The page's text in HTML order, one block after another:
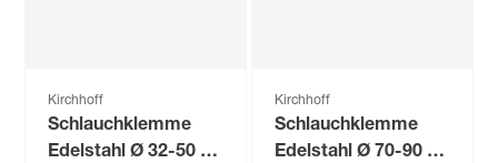
Kirchhoff
Schlauchklemme
Edelstahl Ø 32-50 x
Kirchhoff
Schlauchklemme
Edelstahl Ø 70-90 x